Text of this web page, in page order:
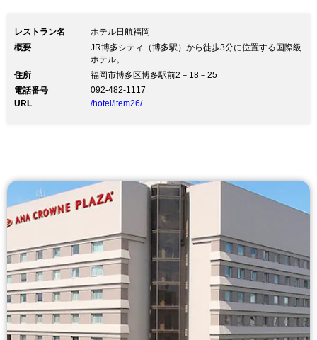
レストラン名
ホテル日航福岡
概要
JR博多シティ（博多駅）から徒歩3分に位置する国際級
ホテル。
住所
福岡市博多区博多駅前2－18－25
電話番号
092-482-1117
URL
/hotel/item26/